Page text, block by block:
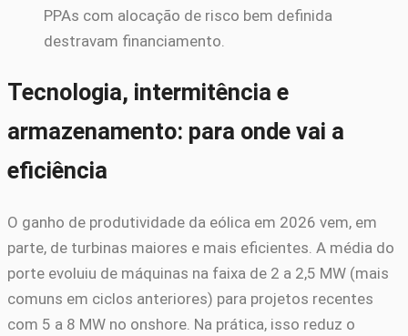
PPAs com alocação de risco bem definida
destravam financiamento.
Tecnologia, intermitência e
armazenamento: para onde vai a
eficiência
O ganho de produtividade da eólica em 2026 vem, em
parte, de turbinas maiores e mais eficientes. A média do
porte evoluiu de máquinas na faixa de 2 a 2,5 MW (mais
comuns em ciclos anteriores) para projetos recentes
com 5 a 8 MW no onshore. Na prática, isso reduz o